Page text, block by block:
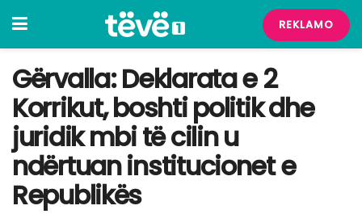
REKLAMO
Gërvalla: Deklarata e 2
Korrikut, boshti politik dhe
juridik mbi të cilin u
ndërtuan institucionet e
Republikës